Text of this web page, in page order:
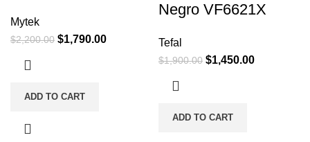
Mytek
$2,200.00 $1,790.00
ADD TO CART
Negro VF6621X
Tefal
$1,900.00 $1,450.00
ADD TO CART